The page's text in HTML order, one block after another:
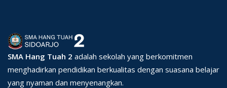
SMA Hang Tuah 2 adalah sekolah yang berkomitmen
menghadirkan pendidikan berkualitas dengan suasana belajar
yang nyaman dan menyenangkan.